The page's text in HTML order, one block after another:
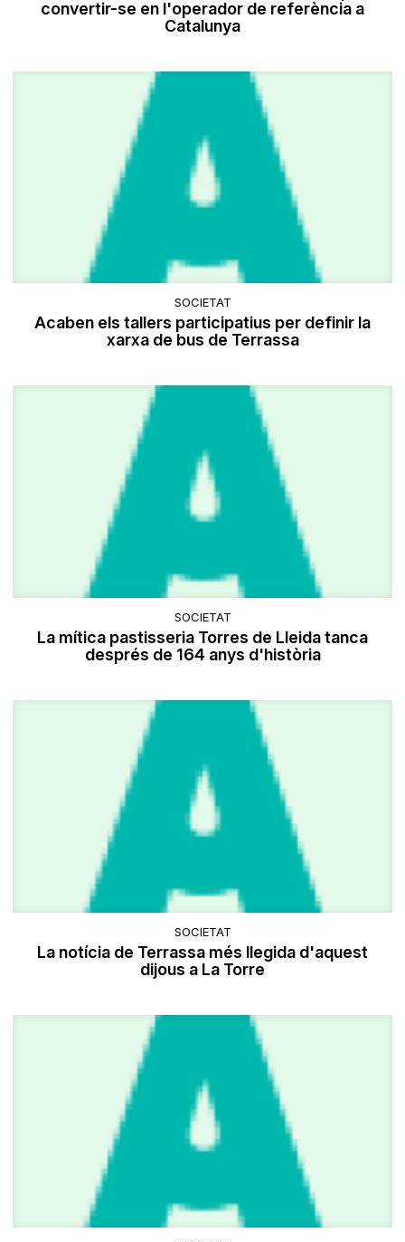
convertir-se en l'operador de referència a
Catalunya
SOCIETAT
Acaben els tallers participatius per definir la
xarxa de bus de Terrassa
SOCIETAT
La mítica pastisseria Torres de Lleida tanca
després de 164 anys d'història
SOCIETAT
La notícia de Terrassa més llegida d'aquest
dijous a La Torre